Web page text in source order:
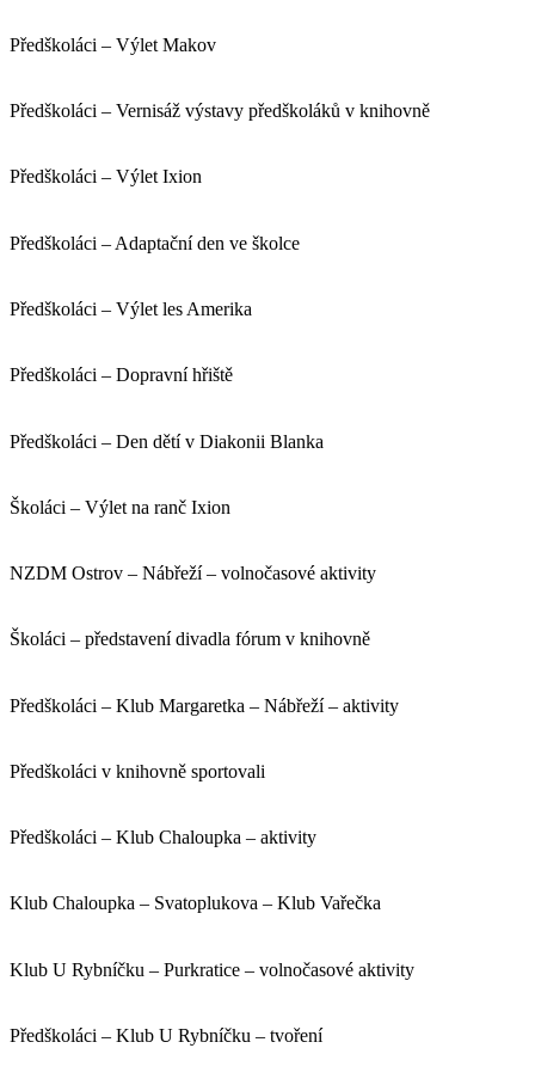
Předškoláci – Výlet Makov
Předškoláci – Vernisáž výstavy předškoláků v knihovně
Předškoláci – Výlet Ixion
Předškoláci – Adaptační den ve školce
Předškoláci – Výlet les Amerika
Předškoláci – Dopravní hřiště
Předškoláci – Den dětí v Diakonii Blanka
Školáci – Výlet na ranč Ixion
NZDM Ostrov – Nábřeží – volnočasové aktivity
Školáci – představení divadla fórum v knihovně
Předškoláci – Klub Margaretka – Nábřeží – aktivity
Předškoláci v knihovně sportovali
Předškoláci – Klub Chaloupka – aktivity
Klub Chaloupka – Svatoplukova – Klub Vařečka
Klub U Rybníčku – Purkratice – volnočasové aktivity
Předškoláci – Klub U Rybníčku – tvoření